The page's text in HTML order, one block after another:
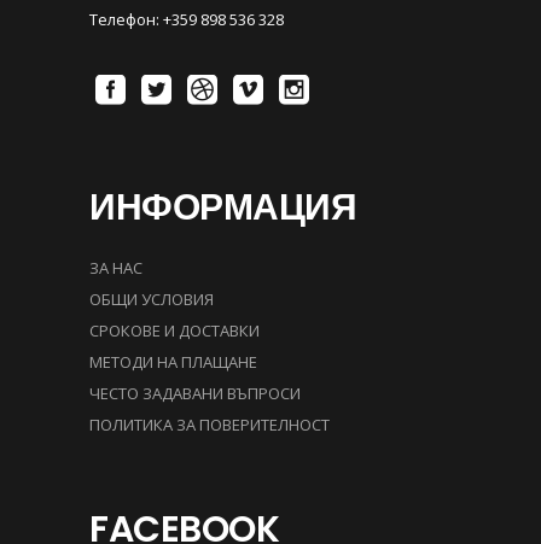
Телефон: +359 898 536 328
ИНФОРМАЦИЯ
ЗА НАС
ОБЩИ УСЛОВИЯ
СРОКОВЕ И ДОСТАВКИ
МЕТОДИ НА ПЛАЩАНЕ
ЧЕСТО ЗАДАВАНИ ВЪПРОСИ
ПОЛИТИКА ЗА ПОВЕРИТЕЛНОСТ
FACEBOOK